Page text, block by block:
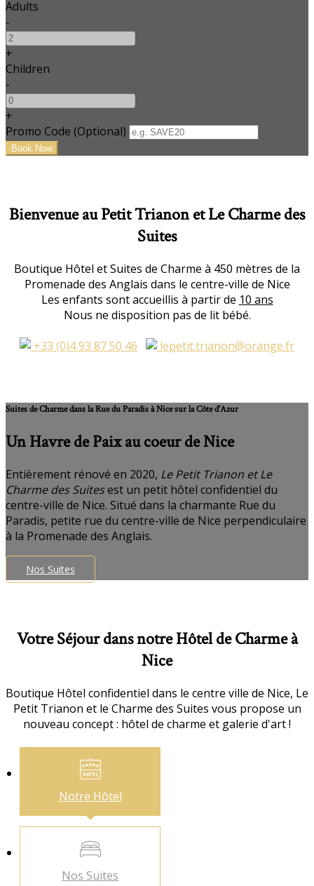
Adults
-
+
Children
-
+
Promo Code (Optional)
Bienvenue au Petit Trianon et Le Charme des
Suites
Boutique Hôtel et Suites de Charme à 450 mètres de la
Promenade des Anglais dans le centre-ville de Nice
Les enfants sont accueillis à partir de 10 ans
Nous ne disposition pas de lit bébé.
+33 (0)4 93 87 50 46
lepetit.trianon@orange.fr
Suites de Charme dans la Rue du Paradis à Nice sur la Côte d'Azur
Un Havre de Paix au coeur de Nice
Entièrement rénové en 2020, Le Petit Trianon et Le
Charme des Suitesest un petit hôtel confidentiel du
centre-ville de Nice. Situé dans la charmante Rue du
Paradis, petite rue du centre-ville de Nice perpendiculaire
à la Promenade des Anglais.
Nos Suites
Votre Séjour dans notre Hôtel de Charme à
Nice
Boutique Hôtel confidentiel dans le centre ville de Nice, Le
Petit Trianon et le Charme des Suites vous propose un
nouveau concept : hôtel de charme et galerie d'art !
Notre Hôtel
Nos Suites